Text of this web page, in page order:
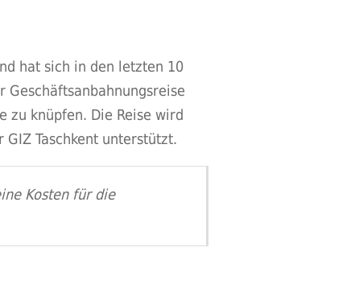
hat sich in den letzten 10
Geschäftsanbahnungsreise
zu knüpfen. Die Reise wird
GIZ Taschkent unterstützt.
Kosten für die